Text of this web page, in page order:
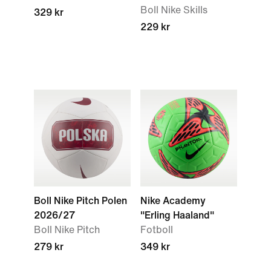
329 kr
Boll Nike Skills
229 kr
Boll Nike Pitch Polen
2026/27
Boll Nike Pitch
279 kr
Nike Academy
"Erling Haaland"
Fotboll
349 kr